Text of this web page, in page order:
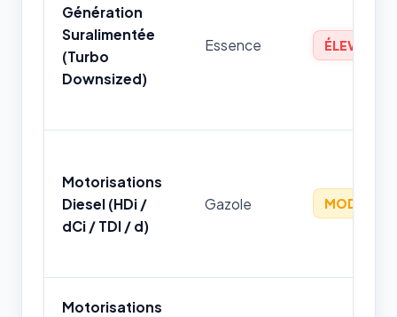
Génération
Suralimentée
(Turbo
Downsized)
Essence ÉLEVÉ
Motorisations
Diesel (HDi /
dCi / TDI / d)
Gazole MODÉRÉ
Motorisations